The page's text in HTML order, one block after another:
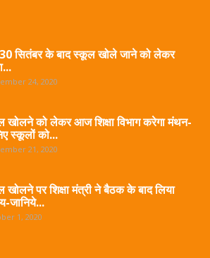
सितंबर के बाद स्कूल खोले जाने को लेकर
24, 2020
खोलने को लेकर आज शिक्षा विभाग करेगा मंथन-
स्कूलों को...
21, 2020
पर शिक्षा मंत्री ने बैठक के बाद लिया
जानिये...
1, 2020